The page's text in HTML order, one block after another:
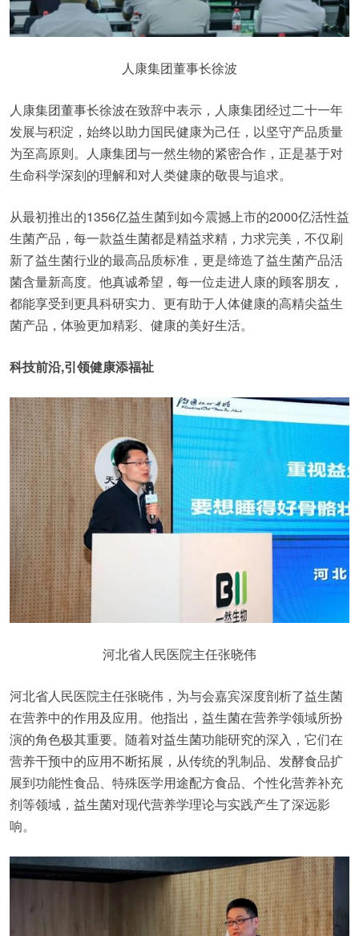
人康集团董事长徐波
人康集团董事长徐波在致辞中表示，人康集团经过二十一年
发展与积淀，始终以助力国民健康为己任，以坚守产品质量
为至高原则。人康集团与一然生物的紧密合作，正是基于对
生命科学深刻的理解和对人类健康的敬畏与追求。
从最初推出的1356亿益生菌到如今震撼上市的2000亿活性益
生菌产品，每一款益生菌都是精益求精，力求完美，不仅刷
新了益生菌行业的最高品质标准，更是缔造了益生菌产品活
菌含量新高度。他真诚希望，每一位走进人康的顾客朋友，
都能享受到更具科研实力、更有助于人体健康的高精尖益生
菌产品，体验更加精彩、健康的美好生活。
科技前沿,引领健康添福祉
河北省人民医院主任张晓伟
河北省人民医院主任张晓伟，为与会嘉宾深度剖析了益生菌
在营养中的作用及应用。他指出，益生菌在营养学领域所扮
演的角色极其重要。随着对益生菌功能研究的深入，它们在
营养干预中的应用不断拓展，从传统的乳制品、发酵食品扩
展到功能性食品、特殊医学用途配方食品、个性化营养补充
剂等领域，益生菌对现代营养学理论与实践产生了深远影
响。